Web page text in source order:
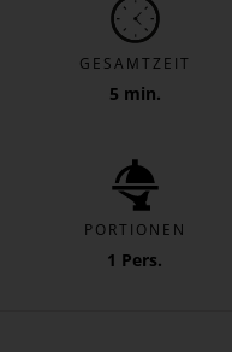
GESAMTZEIT
5 min.
PORTIONEN
1 Pers.